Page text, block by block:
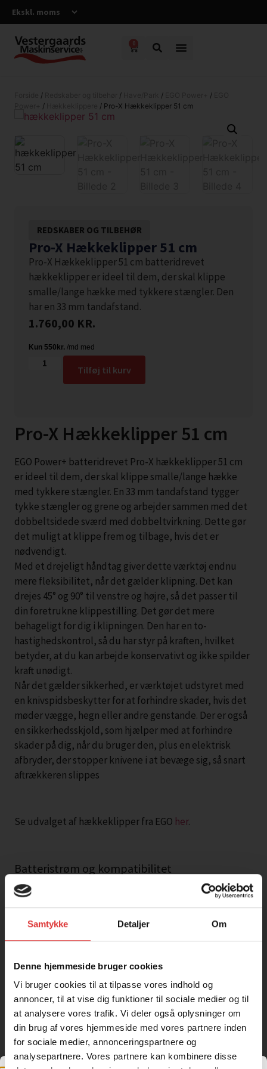
Samtykke Detaljer Om
Denne hjemmeside bruger cookies
Vi bruger cookies til at tilpasse vores indhold og
annoncer, til at vise dig funktioner til sociale medier og til
at analysere vores trafik. Vi deler også oplysninger om
din brug af vores hjemmeside med vores partnere inden
for sociale medier, annonceringspartnere og
analysepartnere. Vores partnere kan kombinere disse
0
/ / / /
/ / Pro-X Hækkeklipper 51 cm
REDSKABER OG TILBEHØR
Pro-X Hækkeklipper 51 cm
Pro-X Hækkeklipper 51 cm batteridrevet
hækkeklipper er ideel til dem, der skal klippe
smalle/lange hække med tykkere stængler. Den
har en 33 mm tandafstand.
1.760,00 KR.
Tilføj til kurv
Pro-X Hækkeklipper 51 cm
EGO Power+ batteridrevet Pro-X hækkeklipper 51 cm
er ideel til dem, der skal klippe smalle/lange hække
med tykkere stængler. En 33 mm tandafstand tygger
tykke stængler og grene og arbejder sammen med det
dobbeltsidede sværd med dobbeltvirkning. Dette gør
det muligt at klippe frem og tilbage, hvis det er
nødvendigt.
Med et drejeligt håndtag giver dette værktøj endnu
mere fleksibilitet, når det gælder klipning. Det kan
drejes 45° og 90° til venstre og højre, så det passer til
din foretrukne klippestilling. Det gør det mere
behageligt for dig i klipningen. Den har en to-
hastighedskontrol, så du har styr på kraften, hvilket
betyder, at du kan arbejde konservativt og ikke spilder
kraft unødigt.
Når det gælder sikkerhed, er værktøjet udstyret med
en knivspidsbeskytter for at forhindre skader, hvis det
møder vægge, hegn eller andre genstande. Der er også
en sikkerhedsskjold, som hjælper med at forhindre
skader på dig, når du bruger den, plus en elektrisk
afbryder, der stopper knivene i at bevæge sig, så snart
aftrækkeren slippes
Se udvalget af hækkeklipper fra EGO her.
Batteristrøm og kompatibilitet
Leverer den kraft, du har brug for, til ethvert job. EGOs
56V ARC Lithium™-batteri er et teknisk vidunder, der
overgår konkurrenterne på alle niveauer. Alle vores 56V
ARC Lithium™-batterier kan udskiftes på tværs af hele
værktøj og enhver opgave.
Holdbarhed og ydeevne
Som en moden, markedsledende virksomhed og en del
af Chervon Group er EGO stolte af deres bedste praksis.
De sikrer, at deres produkter er af den højest mulige
standard. Faktisk er de så sikre på kvaliteten og